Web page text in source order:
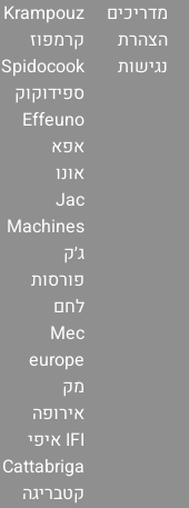
מדריכים
הצהרת
נגישות
Krampouz
קרמפוז
Spidocook
ספידוקוק
Effeuno
אפא
אונו
Jac
Machines
ג׳ק
פורסות
לחם
Mec
europe
מק
אירופה
IFI איפי
Cattabriga
קטבריגה